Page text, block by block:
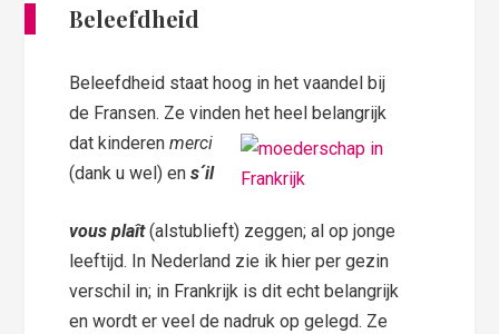
Beleefdheid
Beleefdheid staat hoog in het vaandel bij
de Fransen. Ze vinden het heel belangrijk
dat kinderenmerci
(dank u wel) ens´il
vousplaît(alstublieft) zeggen; al op jonge
leeftijd. In Nederland zie ik hier per gezin
verschil in; in Frankrijk is dit echt belangrijk
en wordt er veel de nadruk op gelegd. Ze